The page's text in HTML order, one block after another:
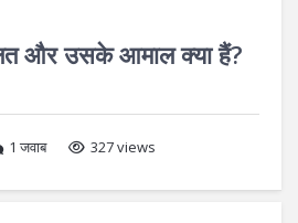
और उसके आमाल क्या हैं?
1 जवाब 327 views